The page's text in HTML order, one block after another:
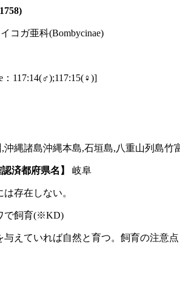
コガ亜科(Bombycinae)
：117:14(♂);117:15(♀)]
沖縄諸島沖縄本島,石垣島,八重山列島竹
済都府県名】 岐阜
存在しない。
で飼育(※KD)
与えていれば自然と育つ。飼育の注意